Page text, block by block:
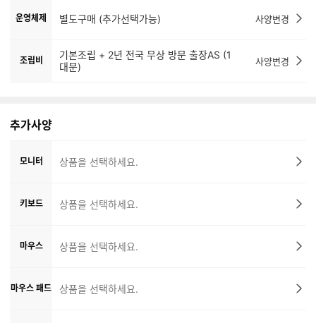
운영체제 별도구매 (추가선택가능) 사양변경
조립비
기본조립 + 2년 전국 무상 방문 출장AS (1
대분)
사양변경
추가사양
모니터 상품을 선택하세요.
키보드 상품을 선택하세요.
마우스 상품을 선택하세요.
마우스 패드 상품을 선택하세요.